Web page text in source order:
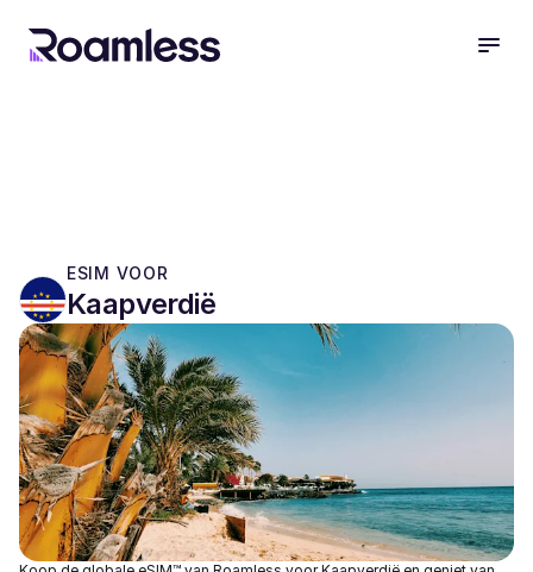
ESIM VOOR
Kaapverdië